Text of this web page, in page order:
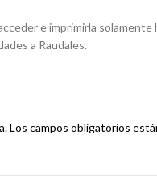
e imprimirla
a Raudales.
Los campos obligatorios